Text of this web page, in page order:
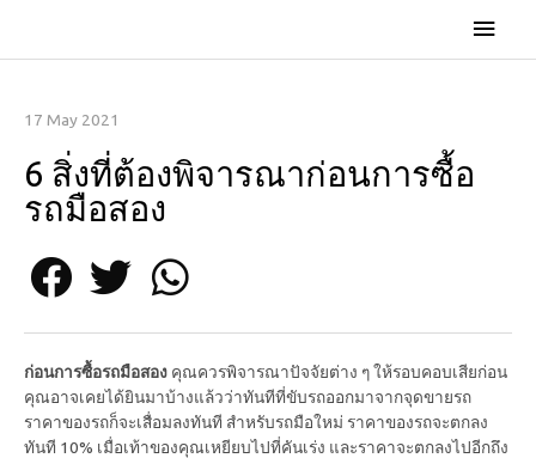
17 May 2021
6 สิ่งที่ต้องพิจารณาก่อนการซื้อ
รถมือสอง
ก่อนการซื้อรถมือสอง คุณควรพิจารณาปัจจัยต่าง ๆ ให้รอบคอบเสียก่อน
คุณอาจเคยได้ยินมาบ้างแล้วว่าทันทีที่ขับรถออกมาจากจุดขายรถ
ราคาของรถก็จะเสื่อมลงทันที สำหรับรถมือใหม่ ราคาของรถจะตกลง
ทันที 10% เมื่อเท้าของคุณเหยียบไปที่คันเร่ง และราคาจะตกลงไปอีกถึง